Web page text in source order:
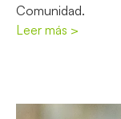
Comunidad.
Leer más >